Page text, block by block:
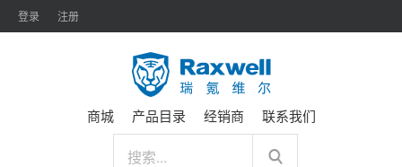
登录 注册
商城 产品目录 经销商 联系我们